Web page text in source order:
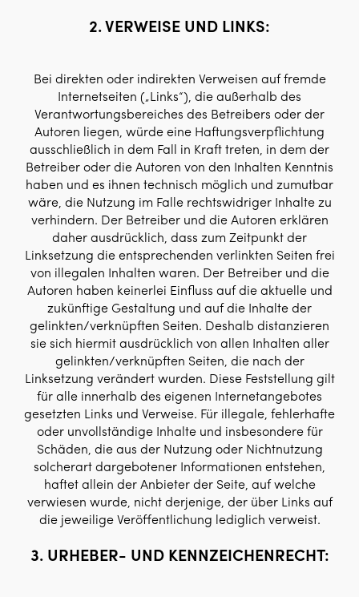
2. VERWEISE UND LINKS:
Bei direkten oder indirekten Verweisen auf fremde
Internetseiten („Links“), die außerhalb des
Verantwortungsbereiches des Betreibers oder der
Autoren liegen, würde eine Haftungsverpflichtung
ausschließlich in dem Fall in Kraft treten, in dem der
Betreiber oder die Autoren von den Inhalten Kenntnis
haben und es ihnen technisch möglich und zumutbar
wäre, die Nutzung im Falle rechtswidriger Inhalte zu
verhindern. Der Betreiber und die Autoren erklären
daher ausdrücklich, dass zum Zeitpunkt der
Linksetzung die entsprechenden verlinkten Seiten frei
von illegalen Inhalten waren. Der Betreiber und die
Autoren haben keinerlei Einfluss auf die aktuelle und
zukünftige Gestaltung und auf die Inhalte der
gelinkten/verknüpften Seiten. Deshalb distanzieren
sie sich hiermit ausdrücklich von allen Inhalten aller
gelinkten/verknüpften Seiten, die nach der
Linksetzung verändert wurden. Diese Feststellung gilt
für alle innerhalb des eigenen Internetangebotes
gesetzten Links und Verweise. Für illegale, fehlerhafte
oder unvollständige Inhalte und insbesondere für
Schäden, die aus der Nutzung oder Nichtnutzung
solcherart dargebotener Informationen entstehen,
haftet allein der Anbieter der Seite, auf welche
verwiesen wurde, nicht derjenige, der über Links auf
die jeweilige Veröffentlichung lediglich verweist.
3. URHEBER- UND KENNZEICHENRECHT: